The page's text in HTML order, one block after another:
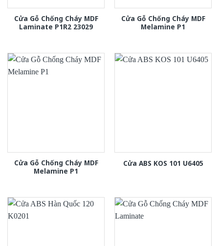
Cửa Gỗ Chống Cháy MDF
Laminate P1R2 23029
Cửa Gỗ Chống Cháy MDF
Melamine P1
Cửa Gỗ Chống Cháy MDF
Melamine P1
Cửa ABS KOS 101 U6405